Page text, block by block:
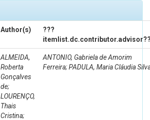
Author(s)
???
ALMEIDA,
Roberta
Gonçalves
de;
LOURENÇO,
Thais
Cristina;
ANTONIO, Gabriela de Amorim
Ferreira; PADULA, Maria Cláudia